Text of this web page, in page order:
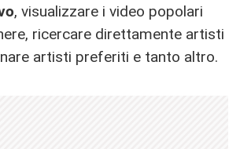
, visualizzare i video popolari
ricercare direttamente artisti
artisti preferiti e tanto altro.